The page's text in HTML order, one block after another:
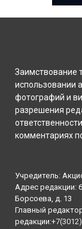
Заимствование
использовании
фотографий и
разрешения
комментариях
Учредитель:
Адрес редакции:
Борсоева, д. 13
Главный
редакции: